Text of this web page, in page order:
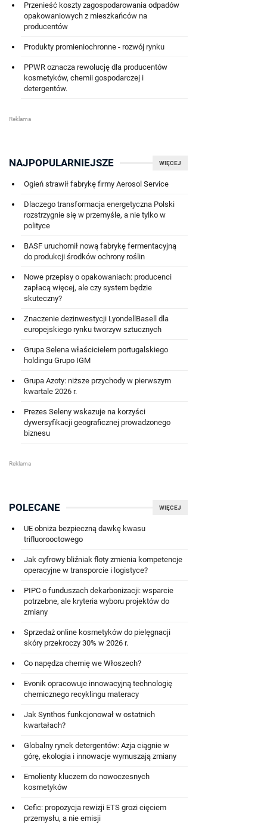
Przenieść koszty zagospodarowania odpadów
opakowaniowych z mieszkańców na
producentów
Produkty promieniochronne - rozwój rynku
PPWR oznacza rewolucję dla producentów
kosmetyków, chemii gospodarczej i
detergentów.
WIĘCEJ
NAJPOPULARNIEJSZE
Ogień strawił fabrykę firmy Aerosol Service
Dlaczego transformacja energetyczna Polski
rozstrzygnie się w przemyśle, a nie tylko w
polityce
BASF uruchomił nową fabrykę fermentacyjną
do produkcji środków ochrony roślin
Nowe przepisy o opakowaniach: producenci
zapłacą więcej, ale czy system będzie
skuteczny?
Znaczenie dezinwestycji LyondellBasell dla
europejskiego rynku tworzyw sztucznych
Grupa Selena właścicielem portugalskiego
holdingu Grupo IGM
Grupa Azoty: niższe przychody w pierwszym
kwartale 2026 r.
Prezes Seleny wskazuje na korzyści
dywersyfikacji geograficznej prowadzonego
biznesu
WIĘCEJ
POLECANE
UE obniża bezpieczną dawkę kwasu
trifluorooctowego
Jak cyfrowy bliźniak floty zmienia kompetencje
operacyjne w transporcie i logistyce?
PIPC o funduszach dekarbonizacji: wsparcie
potrzebne, ale kryteria wyboru projektów do
zmiany
Sprzedaż online kosmetyków do pielęgnacji
skóry przekroczy 30% w 2026 r.
Co napędza chemię we Włoszech?
Evonik opracowuje innowacyjną technologię
chemicznego recyklingu materacy
Jak Synthos funkcjonował w ostatnich
kwartałach?
Globalny rynek detergentów: Azja ciągnie w
górę, ekologia i innowacje wymuszają zmiany
Emolienty kluczem do nowoczesnych
kosmetyków
Cefic: propozycja rewizji ETS grozi cięciem
przemysłu, a nie emisji